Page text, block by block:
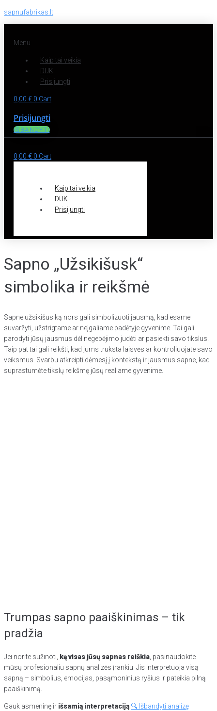
sapnufabrikas.lt
Menu
Kaip tai veikia
DUK
Prisijungti
0,00 € 0 Cart
Prisijungti
IŠBANDYTI
0,00 € 0 Cart
Kaip tai veikia
DUK
Prisijungti
Sapno „Užsikišusk“
simbolika ir reikšmė
Sapne užsikišus ką nors gali simbolizuoti jausmą, kad esame
suvaržyti, užstrigtame ar neįgaliame padėtyje gyvenime. Tai gali
parodyti jūsų jausmus dėl negebėjimo judėti ar pasiekti savo tikslus.
Taip pat tai gali reikšti, kad jums trūksta laisvės ar kontroliuojate savo
veiksmus. Svarbu atkreipti dėmesį į kontekstą ir jausmus sapne, kad
suprastumėte tikslų reikšmę jūsų realiame gyvenime.
Trumpas sapno paaiškinimas – tik
pradžia
Jei norite sužinoti, ką visas jūsų sapnas reiškia, pasinaudokite
mūsų profesionaliu sapnų analizės įrankiu. Jis interpretuoja visą
sapną – simbolius, emocijas, pasąmoninius ryšius ir pateikia pilną
paaiškinimą.
Gauk asmeninę ir išsamią interpretaciją 🔍 Išbandyti analizę